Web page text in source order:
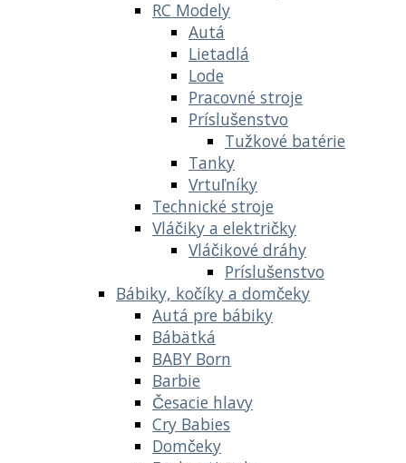
RC Modely
Autá
Lietadlá
Lode
Pracovné stroje
Príslušenstvo
Tužkové batérie
Tanky
Vrtuľníky
Technické stroje
Vláčiky a električky
Vláčikové dráhy
Príslušenstvo
Bábiky, kočíky a domčeky
Autá pre bábiky
Bábätká
BABY Born
Barbie
Česacie hlavy
Cry Babies
Domčeky